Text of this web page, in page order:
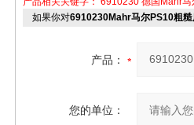
如果你对6910230Mahr马尔PS10粗糙
产品：
您的单位：